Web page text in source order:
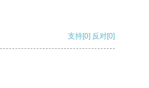
支持[0] 反对[0]